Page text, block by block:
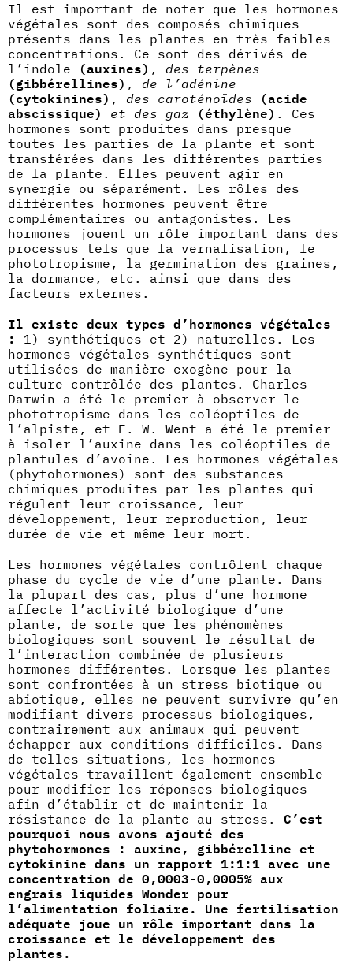
Il est important de noter que les hormones
végétales sont des composés chimiques
présents dans les plantes en très faibles
concentrations. Ce sont des dérivés de
l’indole
(auxines) , des terpènes
(gibbérellines) , de l’adénine
(cytokinines) , des caroténoïdes
(acide
abscissique)
et des gaz (éthylène) . Ces
hormones sont produites dans presque
toutes les parties de la plante et sont
transférées dans les différentes parties
de la plante. Elles peuvent agir en
synergie ou séparément. Les rôles des
différentes hormones peuvent être
complémentaires ou antagonistes. Les
hormones jouent un rôle important dans des
processus tels que la vernalisation, le
phototropisme, la germination des graines,
la dormance, etc. ainsi que dans des
facteurs externes.
Il existe deux types d’hormones végétales
:
1) synthétiques et 2) naturelles. Les
hormones végétales synthétiques sont
utilisées de manière exogène pour la
culture contrôlée des plantes. Charles
Darwin a été le premier à observer le
phototropisme dans les coléoptiles de
l’alpiste, et F. W. Went a été le premier
à isoler l’auxine dans les coléoptiles de
plantules d’avoine. Les hormones végétales
(phytohormones) sont des substances
chimiques produites par les plantes qui
régulent leur croissance, leur
développement, leur reproduction, leur
durée de vie et même leur mort.
Les hormones végétales contrôlent chaque
phase du cycle de vie d’une plante. Dans
la plupart des cas, plus d’une hormone
affecte l’activité biologique d’une
plante, de sorte que les phénomènes
biologiques sont souvent le résultat de
l’interaction combinée de plusieurs
hormones différentes. Lorsque les plantes
sont confrontées à un stress biotique ou
abiotique, elles ne peuvent survivre qu’en
modifiant divers processus biologiques,
contrairement aux animaux qui peuvent
échapper aux conditions difficiles. Dans
de telles situations, les hormones
végétales travaillent également ensemble
pour modifier les réponses biologiques
afin d’établir et de maintenir la
résistance de la plante au stress. C’est
pourquoi nous avons ajouté des
phytohormones : auxine, gibbérelline et
cytokinine dans un rapport 1:1:1 avec une
concentration de 0,0003-0,0005% aux
engrais liquides Wonder pour
l’alimentation foliaire. Une fertilisation
adéquate joue un rôle important dans la
croissance et le développement des
plantes.